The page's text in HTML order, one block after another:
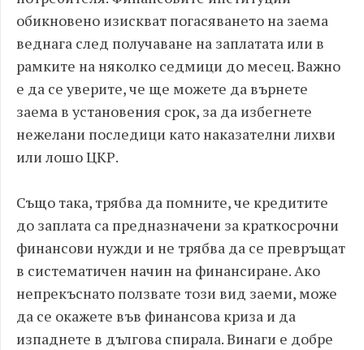
обикновено изискват погасяването на заема
веднага след получаване на заплатата или в
рамките на няколко седмици до месец. Важно
е да се уверите, че ще можете да върнете
заема в установения срок, за да избегнете
нежелани последици като наказателни лихви
или лошо ЦКР.
Също така, трябва да помните, че кредитите
до заплата са предназначени за краткосрочни
финансови нужди и не трябва да се превръщат
в систематичен начин на финансиране. Ако
непрекъснато ползвате този вид заеми, може
да се окажете във финансова криза и да
изпаднете в дългова спирала. Винаги е добре